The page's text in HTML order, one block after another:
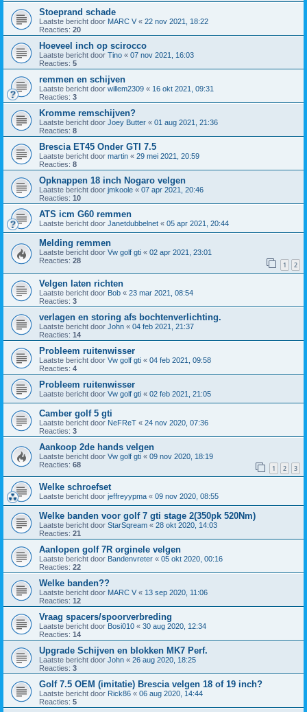
Stoeprand schade
Laatste bericht door MARC V « 22 nov 2021, 18:22
Reacties: 20
Hoeveel inch op scirocco
Laatste bericht door Tino « 07 nov 2021, 16:03
Reacties: 5
remmen en schijven
Laatste bericht door willem2309 « 16 okt 2021, 09:31
Reacties: 3
Kromme remschijven?
Laatste bericht door Joey Butter « 01 aug 2021, 21:36
Reacties: 8
Brescia ET45 Onder GTI 7.5
Laatste bericht door martin « 29 mei 2021, 20:59
Reacties: 8
Opknappen 18 inch Nogaro velgen
Laatste bericht door jmkoole « 07 apr 2021, 20:46
Reacties: 10
ATS icm G60 remmen
Laatste bericht door Janetdubbelnet « 05 apr 2021, 20:44
Melding remmen
Laatste bericht door Vw golf gti « 02 apr 2021, 23:01
Reacties: 28 1 2
Velgen laten richten
Laatste bericht door Bob « 23 mar 2021, 08:54
Reacties: 3
verlagen en storing afs bochtenverlichting.
Laatste bericht door John « 04 feb 2021, 21:37
Reacties: 14
Probleem ruitenwisser
Laatste bericht door Vw golf gti « 04 feb 2021, 09:58
Reacties: 4
Probleem ruitenwisser
Laatste bericht door Vw golf gti « 02 feb 2021, 21:05
Camber golf 5 gti
Laatste bericht door NeFReT « 24 nov 2020, 07:36
Reacties: 3
Aankoop 2de hands velgen
Laatste bericht door Vw golf gti « 09 nov 2020, 18:19
Reacties: 68 1 2 3
Welke schroefset
Laatste bericht door jeffreyypma « 09 nov 2020, 08:55
Welke banden voor golf 7 gti stage 2(350pk 520Nm)
Laatste bericht door StarSqream « 28 okt 2020, 14:03
Reacties: 21
Aanlopen golf 7R orginele velgen
Laatste bericht door Bandenvreter « 05 okt 2020, 00:16
Reacties: 22
Welke banden??
Laatste bericht door MARC V « 13 sep 2020, 11:06
Reacties: 12
Vraag spacers/spoorverbreding
Laatste bericht door Bosi010 « 30 aug 2020, 12:34
Reacties: 14
Upgrade Schijven en blokken MK7 Perf.
Laatste bericht door John « 26 aug 2020, 18:25
Reacties: 3
Golf 7.5 OEM (imitatie) Brescia velgen 18 of 19 inch?
Laatste bericht door Rick86 « 06 aug 2020, 14:44
Reacties: 5